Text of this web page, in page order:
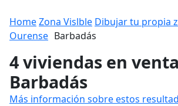
HomeZona Vislble Dibujar tu propia
Ourense Barbadás
4 viviendas en
Barbadás
Más información sobre estos